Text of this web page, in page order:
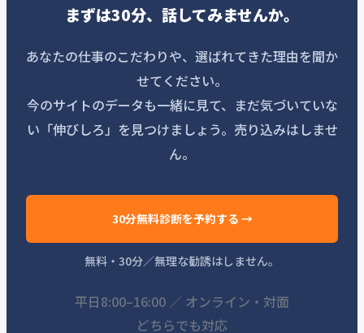
まずは30分、話してみませんか。
あなたの仕事のこだわりや、選ばれてきた理由を聞か
せてください。
今のサイトのデータも一緒に見て、まだ気づいていな
い「伸びしろ」を見つけましょう。売り込みはしませ
ん。
30分無料診断を予約する →
無料・30分／無理な勧誘はしません。
平日8:00–16:00 ／ オンライン・対面
どちらでも対応